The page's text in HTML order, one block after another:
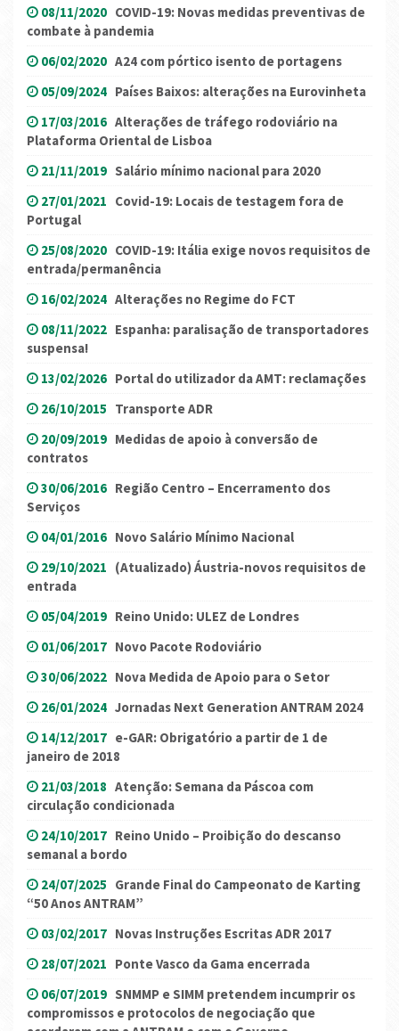
08/11/2020 COVID-19: Novas medidas preventivas de
combate à pandemia
06/02/2020 A24 com pórtico isento de portagens
05/09/2024 Países Baixos: alterações na Eurovinheta
17/03/2016 Alterações de tráfego rodoviário na
Plataforma Oriental de Lisboa
21/11/2019 Salário mínimo nacional para 2020
27/01/2021 Covid-19: Locais de testagem fora de
Portugal
25/08/2020 COVID-19: Itália exige novos requisitos de
entrada/permanência
16/02/2024 Alterações no Regime do FCT
08/11/2022 Espanha: paralisação de transportadores
suspensa!
13/02/2026 Portal do utilizador da AMT: reclamações
26/10/2015 Transporte ADR
20/09/2019 Medidas de apoio à conversão de
contratos
30/06/2016 Região Centro – Encerramento dos
Serviços
04/01/2016 Novo Salário Mínimo Nacional
29/10/2021 (Atualizado) Áustria-novos requisitos de
entrada
05/04/2019 Reino Unido: ULEZ de Londres
01/06/2017 Novo Pacote Rodoviário
30/06/2022 Nova Medida de Apoio para o Setor
26/01/2024 Jornadas Next Generation ANTRAM 2024
14/12/2017 e-GAR: Obrigatório a partir de 1 de
janeiro de 2018
21/03/2018 Atenção: Semana da Páscoa com
circulação condicionada
24/10/2017 Reino Unido – Proibição do descanso
semanal a bordo
24/07/2025 Grande Final do Campeonato de Karting
“50 Anos ANTRAM”
03/02/2017 Novas Instruções Escritas ADR 2017
28/07/2021 Ponte Vasco da Gama encerrada
06/07/2019 SNMMP e SIMM pretendem incumprir os
compromissos e protocolos de negociação que